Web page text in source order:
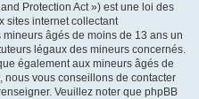
Protection Act ») est une loi des
sites internet collectant
âgés de moins de 13 ans un
légaux des mineurs concernés.
également aux mineurs âgés de
nous vous conseillons de contacter
Veuillez noter que phpBB